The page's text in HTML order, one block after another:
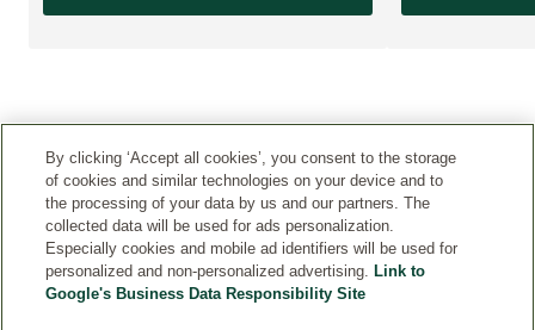
KONTAKT
By clicking ‘Accept all cookies’, you consent to the storage
of cookies and similar technologies on your device and to
the processing of your data by us and our partners. The
collected data will be used for ads personalization.
Especially cookies and mobile ad identifiers will be used for
personalized and non-personalized advertising. Link to
Google's Business Data Responsibility Site